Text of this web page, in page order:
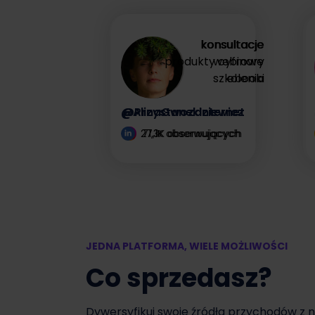
zysk
Zyskaj
konsultacje
webinary
ebooki
@PrzystanekInternet
71,3K obserwujących
konsultacje
produkty cyfrowe
szkolenia
@AlinaGwozdziewicz
27,1K obserwujących
JEDNA PLATFORMA, WIELE MOŻLIWOŚCI
Co sprzedasz?